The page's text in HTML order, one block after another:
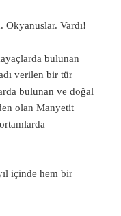
Okyanuslar. Vardı!
bulunan
verilen bir tür
bulunan ve doğal
olan Manyetit
içinde hem bir